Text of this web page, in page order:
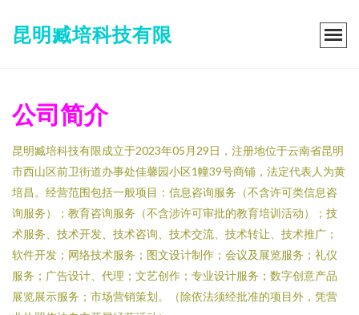
昆明臧培科技有限
公司简介
昆明臧培科技有限成立于2023年05月29日，注册地位于云南省昆明
市西山区前卫街道办事处佳馨园小区1幢39号商铺，法定代表人为黄
培昌。经营范围包括一般项目：信息咨询服务（不含许可类信息咨
询服务）；教育咨询服务（不含涉许可审批的教育培训活动）；技
术服务、技术开发、技术咨询、技术交流、技术转让、技术推广；
软件开发；网络技术服务；图文设计制作；会议及展览服务；礼仪
服务；广告设计、代理；文艺创作；专业设计服务；数字创意产品
展览展示服务；市场营销策划。（除依法须经批准的项目外，凭营